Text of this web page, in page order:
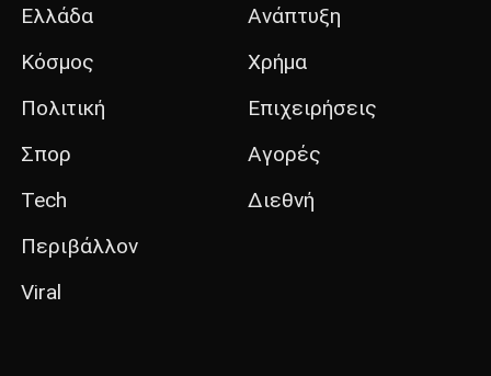
Ελλάδα
Κόσμος
Πολιτική
Σπορ
Tech
Περιβάλλον
Viral
Ανάπτυξη
Χρήμα
Επιχειρήσεις
Αγορές
Διεθνή